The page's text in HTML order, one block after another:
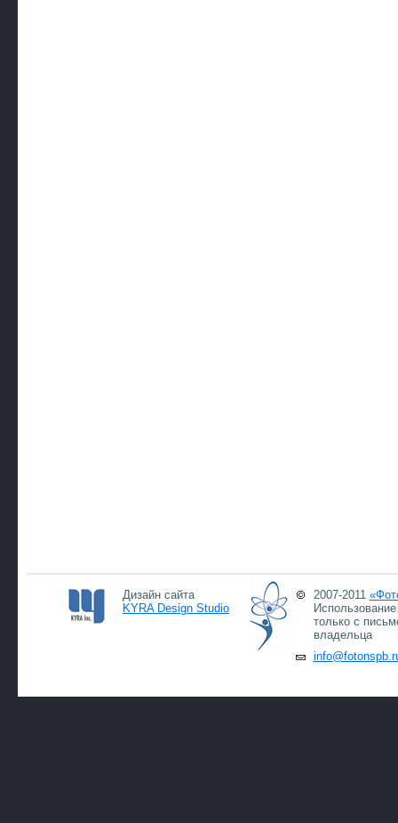
Дизайн сайта
KYRA Design Studio
2007-2011
только с
владельца